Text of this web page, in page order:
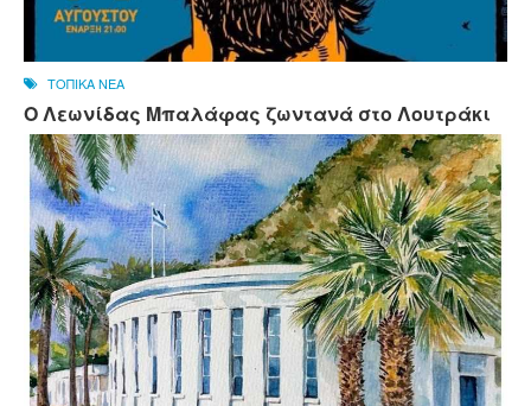
ΤΟΠΙΚΑ ΝΕΑ
Ο Λεωνίδας Μπαλάφας ζωντανά στο Λουτράκι